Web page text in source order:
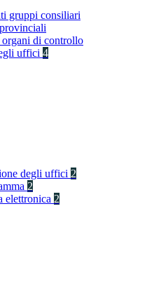
gruppi consiliari
di controllo
uffici 4
degli uffici 2
2
elettronica 2